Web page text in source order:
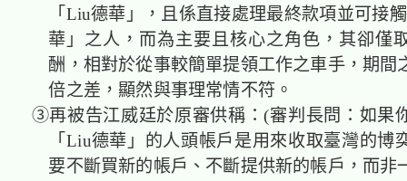
「Liu德華」，且係直接處理最終款項並可接
華」之人，而為主要且核心之角色，其卻僅
酬，相對於從事較簡單提領工作之車手，期間
倍之差，顯然與事理常情不符。
③再被告江威廷於原審供稱：(審判長問：如果
「Liu德華」的人頭帳戶是用來收取臺灣的博
要不斷買新的帳戶、不斷提供新的帳戶，而非